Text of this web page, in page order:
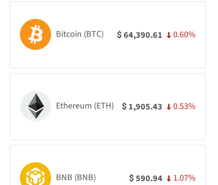
Bitcoin (BTC) $64,390.61 0.60%
Ethereum (ETH) $ 1,905.43 0.53%
BNB (BNB) $590.94 1.07%